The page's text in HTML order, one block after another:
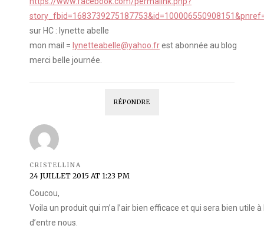
sur HC : lynette abelle
mon mail = lynetteabelle@yahoo.frest abonnée au blog
merci belle journée.
RÉPONDRE
CRISTELLINA
24 JUILLET 2015 AT 1:23 PM
Coucou,
Voila un produit qui m’a l’air bien efficace et qui sera bien utile
d’entre nous.